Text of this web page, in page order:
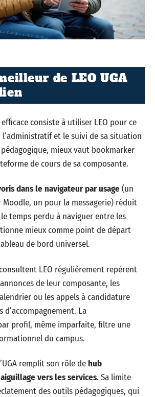
de LEO UGA
efficace consiste à utiliser LEO pour ce
l’administratif et le suivi de sa situation
mieux vaut bookmarker
de cours de sa composante.
dans le navigateur par usage(un
Moodle, un pour la messagerie) réduit
temps perdu à naviguer entre les
mieux comme point de départ
de bord universel.
LEO régulièrement repèrent
de leur composante, les
ou les appels à candidature
La
profil, même imparfaite, filtre une
du campus.
remplit son rôle de hub
vers les services. Sa limite
des outils pédagogiques, qui